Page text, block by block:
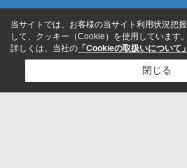
当サイトでは、お客様の当サイト利用状況把
して、クッキー（Cookie）を使用しています。
詳しくは、当社の 「Cookieの取扱いについて」
閉じる